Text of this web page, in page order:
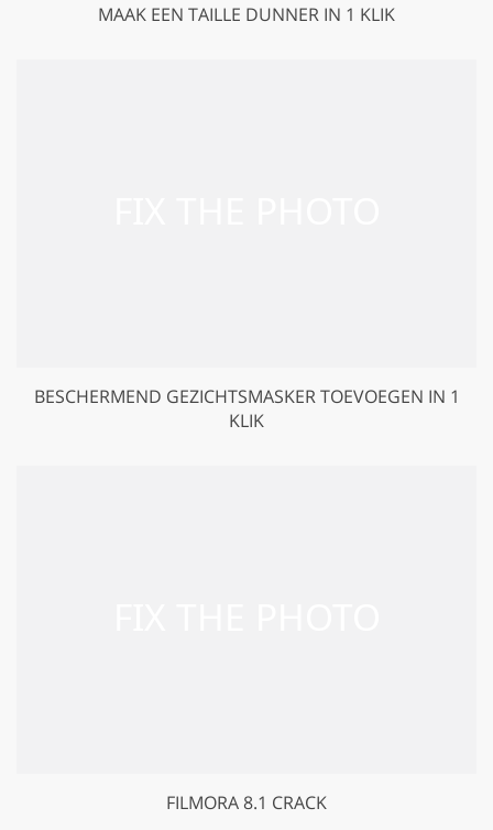
MAAK EEN TAILLE DUNNER IN 1 KLIK
BESCHERMEND GEZICHTSMASKER TOEVOEGEN IN 1
KLIK
FILMORA 8.1 CRACK